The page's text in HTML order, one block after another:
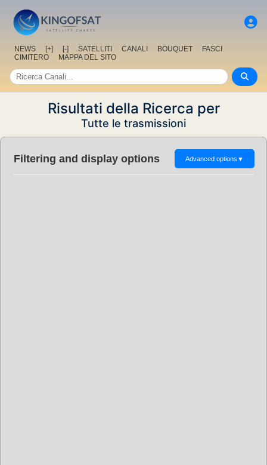
NEWS [+] [-] SATELLITI CANALI BOUQUET
FASCI
CIMITERO
MAPPA DEL SITO
Risultati della Ricerca per
Tutte le trasmissioni
Filtering and display options Advanced options ▼